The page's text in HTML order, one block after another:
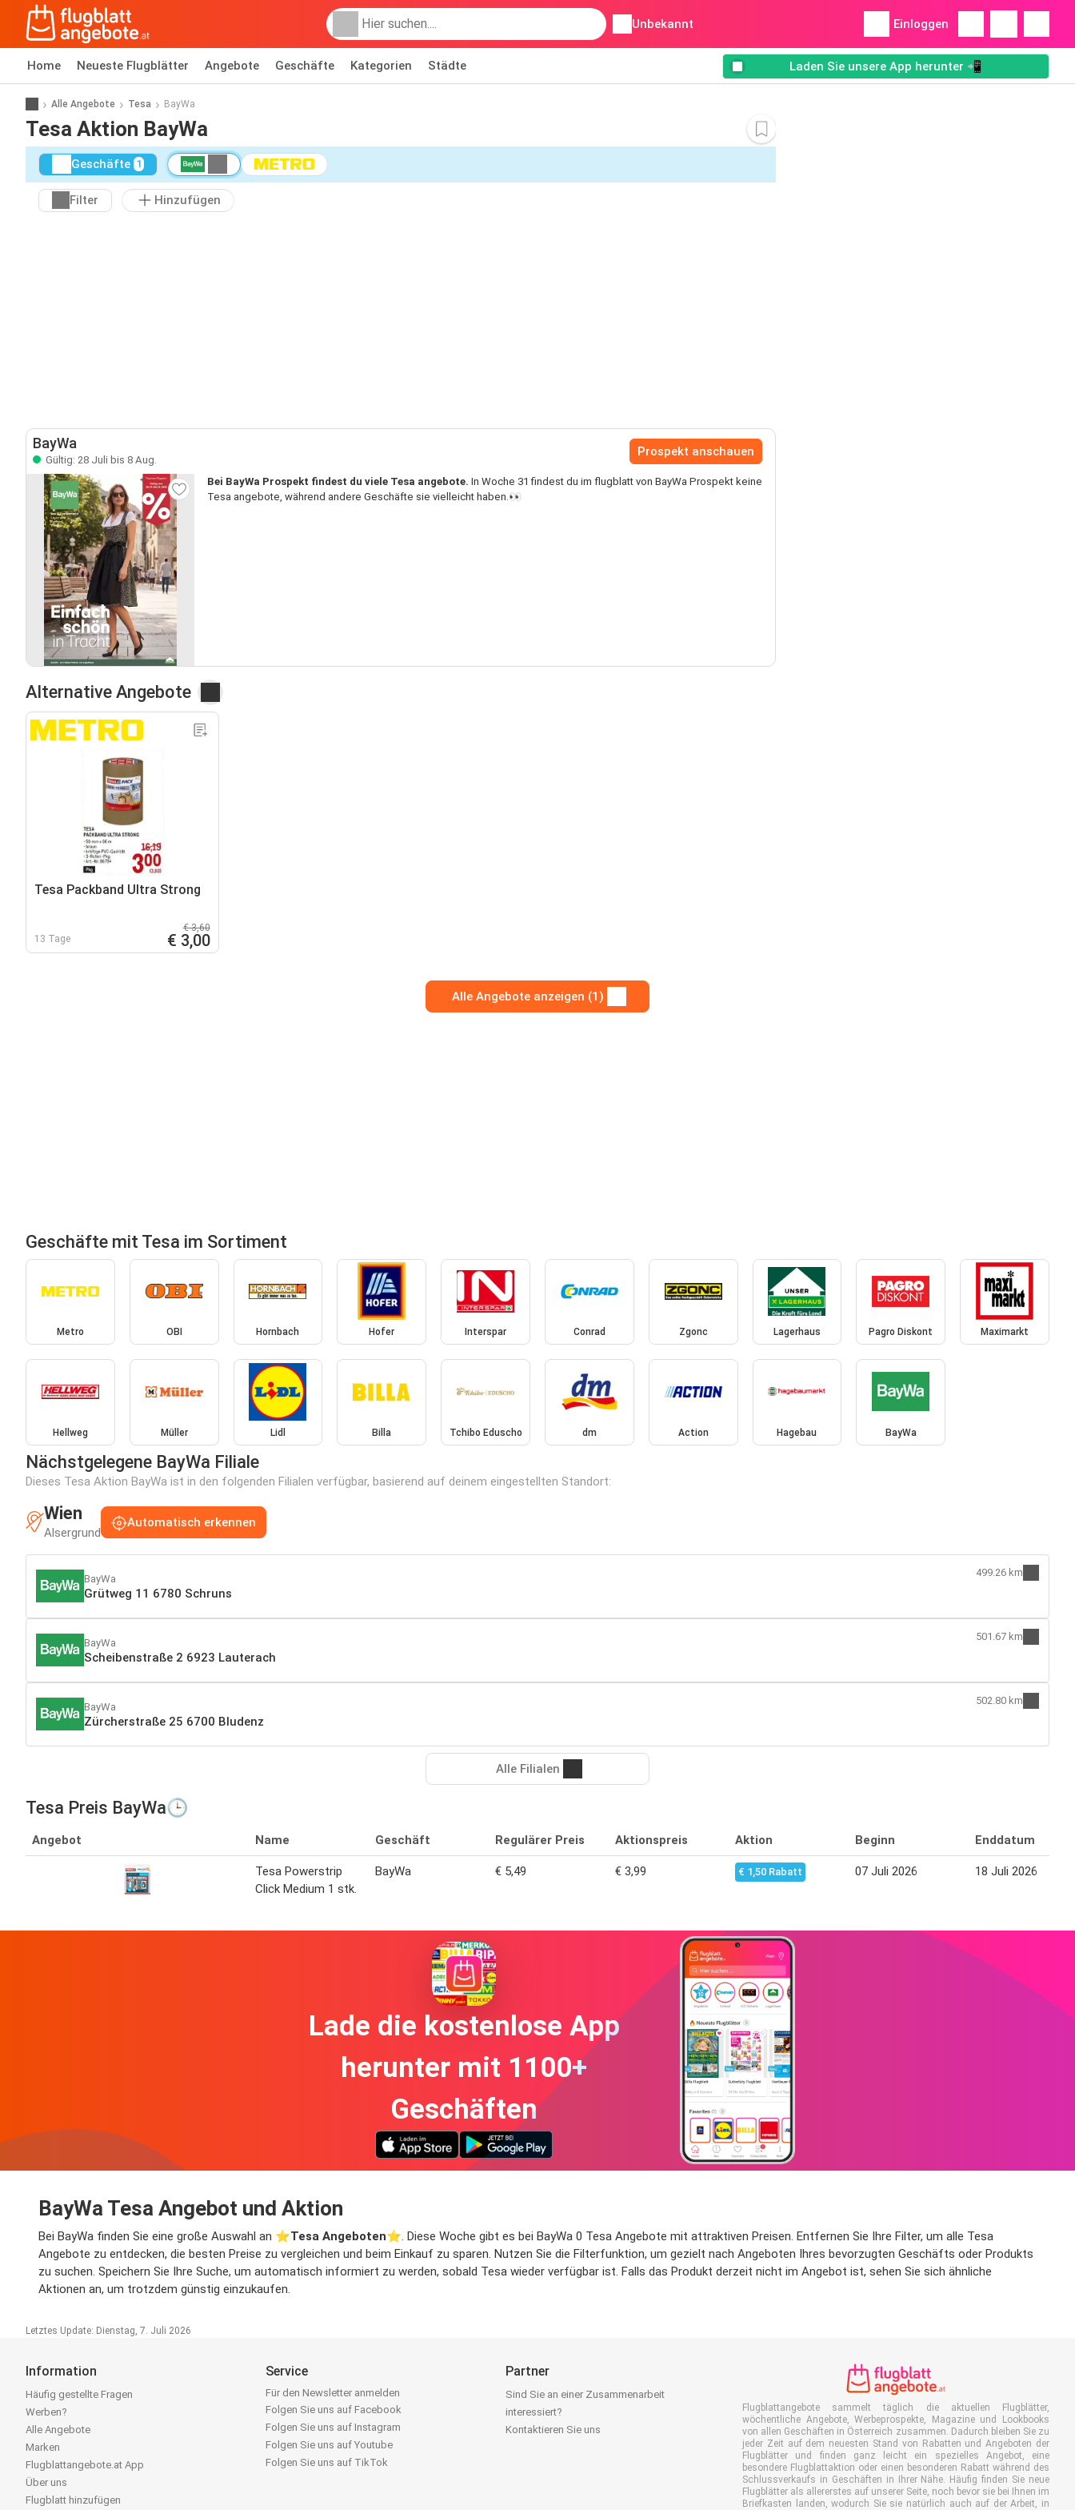
Unbekannt Einloggen
Home Neueste Flugblätter Angebote Geschäfte Kategorien Städte Laden Sie unsere App herunter 📲
Alle Angebote Tesa BayWa
Tesa Aktion BayWa
Geschäfte 1
Filter Hinzufügen
BayWa
Gültig: 28 Juli bis 8 Aug.
Prospekt anschauen
Bei BayWa Prospekt findest du viele Tesa angebote. In Woche 31 findest du im flugblatt von BayWa Prospekt keine
Tesa angebote, während andere Geschäfte sie vielleicht haben.👀
Alternative Angebote
Tesa Packband Ultra Strong
13 Tage
€ 3,60
€ 3,00
Alle Angebote anzeigen (1)
Geschäfte mit Tesa im Sortiment
Metro OBI Hornbach Hofer Interspar Conrad Zgonc Lagerhaus Pagro Diskont Maximarkt
Hellweg Müller Lidl Billa Tchibo Eduscho dm Action Hagebau BayWa
Nächstgelegene BayWa Filiale
Dieses Tesa Aktion BayWa ist in den folgenden Filialen verfügbar, basierend auf deinem eingestellten Standort:
Wien
Alsergrund
Automatisch erkennen
BayWa
Grütweg 11 6780 Schruns
499.26 km
BayWa
Scheibenstraße 2 6923 Lauterach
501.67 km
BayWa
Zürcherstraße 25 6700 Bludenz
502.80 km
Alle Filialen
Tesa Preis BayWa🕒
Angebot Name Geschäft Regulärer Preis Aktionspreis Aktion Beginn Enddatum
Tesa Powerstrip
Click Medium 1 stk.
BayWa € 5,49 € 3,99 € 1,50 Rabatt 07 Juli 2026 18 Juli 2026
Lade die kostenlose App
herunter mit 1100+
Geschäften
BayWa Tesa Angebot und Aktion
Bei BayWa finden Sie eine große Auswahl an ⭐️Tesa Angeboten⭐️. Diese Woche gibt es bei BayWa 0 Tesa Angebote mit attraktiven Preisen. Entfernen Sie Ihre Filter, um alle Tesa
Angebote zu entdecken, die besten Preise zu vergleichen und beim Einkauf zu sparen. Nutzen Sie die Filterfunktion, um gezielt nach Angeboten Ihres bevorzugten Geschäfts oder Produkts
zu suchen. Speichern Sie Ihre Suche, um automatisch informiert zu werden, sobald Tesa wieder verfügbar ist. Falls das Produkt derzeit nicht im Angebot ist, sehen Sie sich ähnliche
Aktionen an, um trotzdem günstig einzukaufen.
Letztes Update: Dienstag, 7. Juli 2026
Information
Häufig gestellte Fragen
Werben?
Alle Angebote
Marken
Flugblattangebote.at App
Über uns
Flugblatt hinzufügen
Service
Für den Newsletter anmelden
Folgen Sie uns auf Facebook
Folgen Sie uns auf Instagram
Folgen Sie uns auf Youtube
Folgen Sie uns auf TikTok
Partner
Sind Sie an einer Zusammenarbeit
interessiert?
Kontaktieren Sie uns
Flugblattangebote sammelt täglich die aktuellen Flugblätter,
wöchentliche Angebote, Werbeprospekte, Magazine und Lookbooks
von allen Geschäften in Österreich zusammen. Dadurch bleiben Sie zu
jeder Zeit auf dem neuesten Stand von Rabatten und Angeboten der
Flugblätter und finden ganz leicht ein spezielles Angebot, eine
besondere Flugblattaktion oder einen besonderen Rabatt während des
Schlussverkaufs in Geschäften in Ihrer Nähe. Häufig finden Sie neue
Flugblätter als allererstes auf unserer Seite, noch bevor sie bei Ihnen im
Briefkasten landen, wodurch Sie sie natürlich auch auf der Arbeit, in